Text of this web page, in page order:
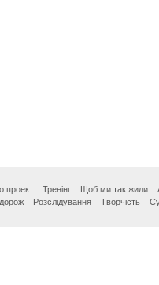
проект Тренінг Щоб ми так жили
Розслідування Творчість